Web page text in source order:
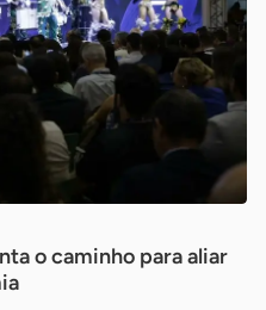
o caminho para aliar